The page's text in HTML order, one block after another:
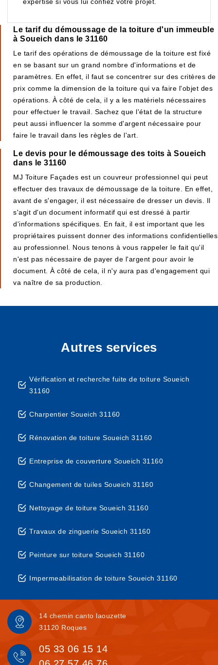
Le tarif du démoussage de la toiture d'un immeuble
à Soueich dans le 31160
Le tarif des opérations de démoussage de la toiture est fixé
en se basant sur un grand nombre d'informations et de
paramètres. En effet, il faut se concentrer sur des critères de
prix comme la dimension de la toiture qui va faire l'objet des
opérations. À côté de cela, il y a les matériels nécessaires
pour effectuer le travail. Sachez que l'état de la structure
peut aussi influencer la somme d'argent nécessaire pour
faire le travail dans les règles de l'art.
Le devis pour le démoussage des toits à Soueich
dans le 31160
MJ Toiture Façades est un couvreur professionnel qui peut
effectuer des travaux de démoussage de la toiture. En effet,
avant de s'engager, il est nécessaire de dresser un devis. Il
s'agit d'un document informatif qui est dressé à partir
d'informations spécifiques. En fait, il est important que les
propriétaires puissent donner des informations confidentielles
au professionnel. Nous tenons à vous rappeler le fait qu'il
n'est pas nécessaire de payer de l'argent pour avoir le
document. À côté de cela, il n'y aura pas d'engagement qui
va naître de sa production.
Autres services
Vérification et recherche fuite de toiture Soueich
31160
Charpentier Soueich 31160
Rénovation de toiture Soueich 31160
Entreprise de couverture Soueich 31160
Changement de tuiles Soueich 31160
Nettoyage de toiture Soueich 31160
Travaux de zinguerie Soueich 31160
Peinture sur toiture Soueich 31160
Impermeabilisation de toiture Soueich 31160
14 chemin canto laouzette
31120 Roques
05 33 06 15 14